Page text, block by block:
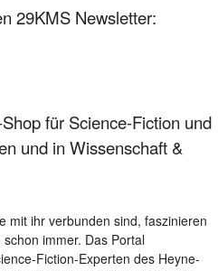
29KMS Newsletter:
für Science-Fiction und
und in Wissenschaft &
mit ihr verbunden sind, faszinieren
immer. Das Portal
Fiction-Experten des Heyne-